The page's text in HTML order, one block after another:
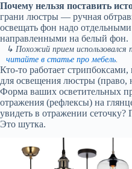
Почему нельзя поставить
грани люстры — ручная
освещать фон надо
направленными на белый фон.
↳ Похожий прием использовался
читайте в статье про мебель.
Кто-то работает
для освещения люстры (право,
Форма ваших осветительных
отражения (рефлексы) на
увидеть в отражении сеточку?
Это шутка.